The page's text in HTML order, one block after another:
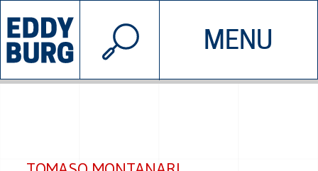
MENU
INIZIATIVE CHI SIAMO
© 2026 EDDYBURG